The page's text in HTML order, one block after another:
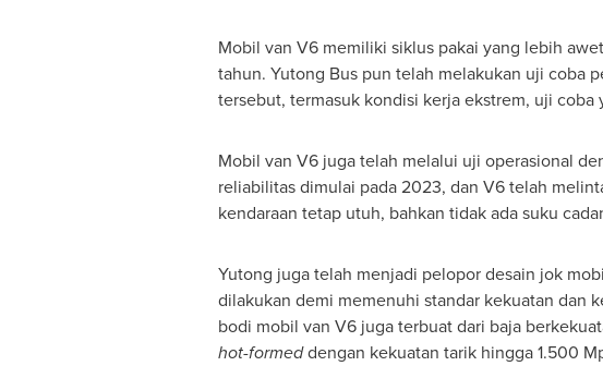
Mobil van V6 memiliki siklus pakai yang lebih
tahun. Yutong Bus pun telah melakukan uji coba
tersebut, termasuk kondisi kerja ekstrem, uji
Mobil van V6 juga telah melalui uji operasional
reliabilitas dimulai pada 2023, dan V6 telah
kendaraan tetap utuh, bahkan tidak ada suku
Yutong juga telah menjadi pelopor desain jok
dilakukan demi memenuhi standar kekuatan dan
bodi mobil van V6 juga terbuat dari baja
hot-formeddengan kekuatan tarik hingga 1.500